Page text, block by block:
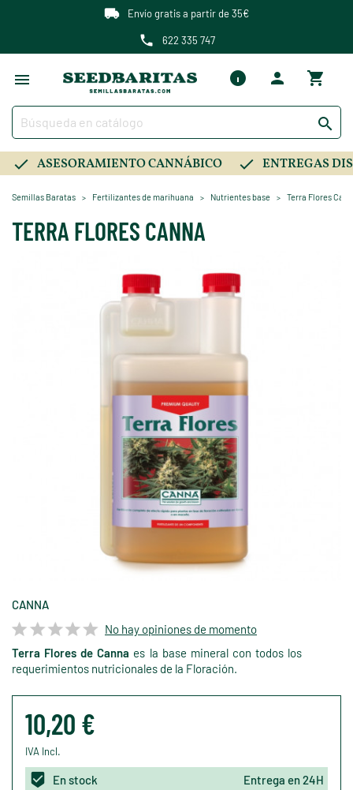
Envío gratis a partir de 35€
622 335 747

ASESORAMIENTO CANNÁBICO ENTREGAS
Semillas Baratas Fertilizantes de marihuana Nutrientes base Terra Flores
TERRA FLORES CANNA
CANNA
No hay opiniones de momento
Terra Flores de Canna es la base mineral con todos los
requerimientos nutricionales de la Floración.
10,20 €
IVA Incl.
En stock Entrega en 24H